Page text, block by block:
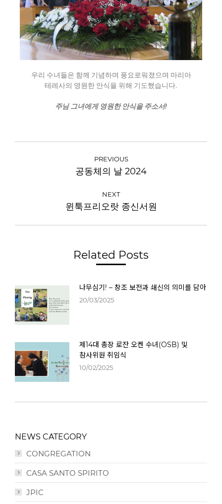
우리 수녀들은 함께 기념하며 풍요로워졌으며 마리아
테레사의 영원한 안식을 위해 기도했습니다.
주님 그녀에게 영원한 안식을 주소서!
PREVIOUS
공동체의 날 2024
NEXT
윈툭프리오랏 종신서원
Related Posts
나무심기! – 창조 보전과 쇄신의 의미를 담아
20/03/2025
제14대 총장 로잔 오켄 수녀(OSB) 및
참사위원 취임식
10/02/2025
NEWS CATEGORY
CONGREGATION
CASA SANTO SPIRITO
JPIC